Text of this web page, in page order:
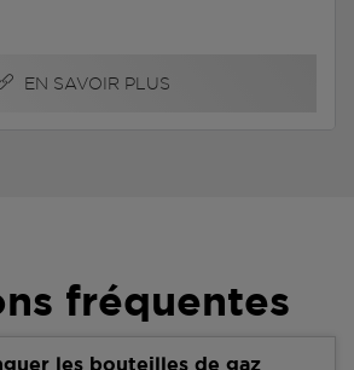
EN SAVOIR PLUS
fréquentes
les bouteilles de gaz